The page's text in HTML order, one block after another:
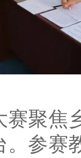
焦乡
。参赛